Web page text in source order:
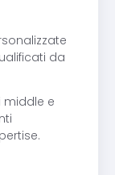
da
middle e